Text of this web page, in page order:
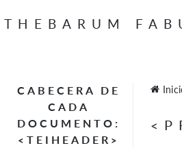
THEBARUM
CABECERA DE
CADA
DOCUMENTO:
<TEIHEADER>